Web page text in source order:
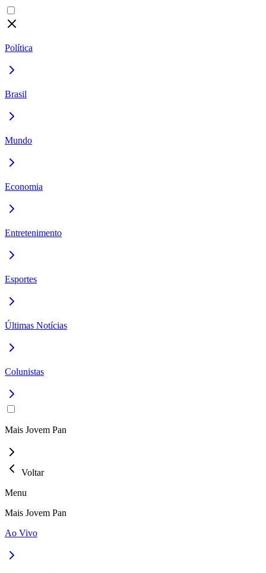
Política
Brasil
Mundo
Economia
Entretenimento
Esportes
Últimas Notícias
Colunistas
Mais Jovem Pan
Voltar
Menu
Mais Jovem Pan
Ao Vivo